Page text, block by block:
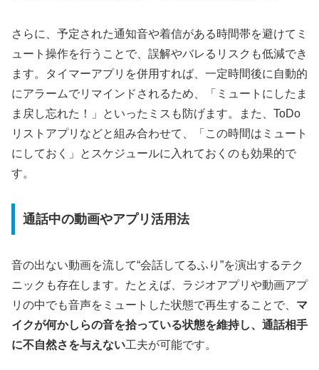
さらに、予定された通知音や着信がある時間帯を避けてミ
ュート操作を行うことで、誤解やバレるリスクも低減でき
ます。タイマーアプリを併用すれば、一定時間後に自動的
にアラームでリマインドされるため、「ミュートにしたま
ま戻し忘れた！」といったミスも防げます。また、ToDo
リストアプリなどと組み合わせて、「この時間はミュート
にしておく」とスケジュールに入れておくのも効果的で
す。
通話中の動画やアプリ活用法
音の出ない動画を流して“会話してるふり”を演出するテク
ニックも存在します。たとえば、ラジオアプリや動画アプ
リの中でも音声をミュートした状態で再生することで、 マ
イクが何かしらの音を拾っている状態を維持し、通話相手
に不自然さを与えない工夫が可能です。